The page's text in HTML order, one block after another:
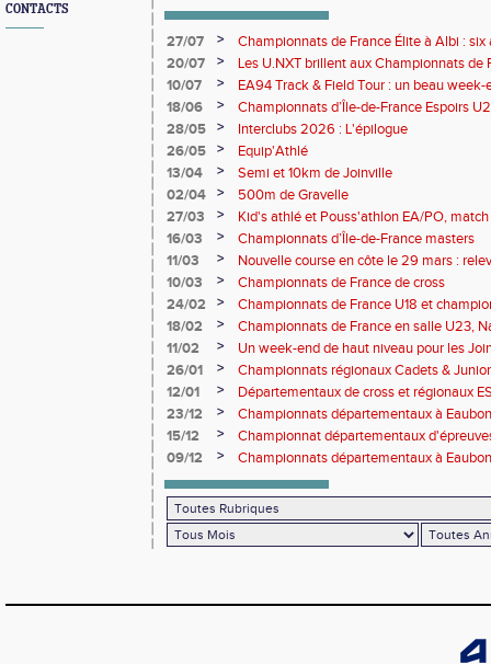
CONTACTS
27/07 >
Championnats de France Élite à Albi :
rendez-vous de l'élite nationale
20/07 >
Les U.NXT brillent aux Championnats de
une pluie de performances
10/07 >
EA94 Track & Field Tour : un beau
18/06
>
Championnats d’Île-de-France Espoirs
28/05
>
Interclubs 2026 : L'épilogue
26/05
>
Equip'Athlé
13/04
>
Semi et 10km de Joinville
02/04
>
500m de Gravelle
27/03
>
Kid's athlé et Pouss'athlon EA/PO,
championnat LIFA épreuves combinées
16/03 >
Championnats d’Île-de-France masters
11/03
>
Nouvelle course en côte le 29 mars :
10/03
>
Championnats de France de cross
24/02
>
Championnats de France U18 et
Lancers Long
18/02 >
Championnats de France en salle U23,
de cross-country
11/02 >
Un week-end de haut niveau pour les
26/01
>
Championnats régionaux Cadets &
performances avant le Meeting de Paris
12/01 >
Départementaux de cross et régionaux
23/12
>
Championnats départementaux à
15/12
>
Championnat départementaux
09/12
> Championnats départementaux à